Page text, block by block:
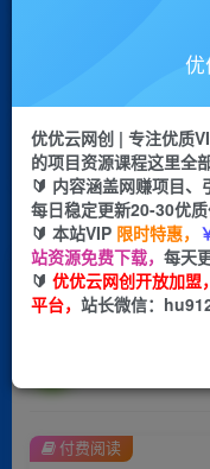
会员专属推广链接
挂机 项目
脚本卡密
首页 创业课程 会员免费
快手极速拉新【
有真相【揭秘】
付费阅读
优优云网创 | 专注优质
的项目资源课程这里全
🔰 内容涵盖网赚项目、
每日稳定更新20-30优质
🔰 本站VIP 限时特惠，
站资源免费下载， 每天
🔰 优优云网创开放加盟
平台， 站长微信：